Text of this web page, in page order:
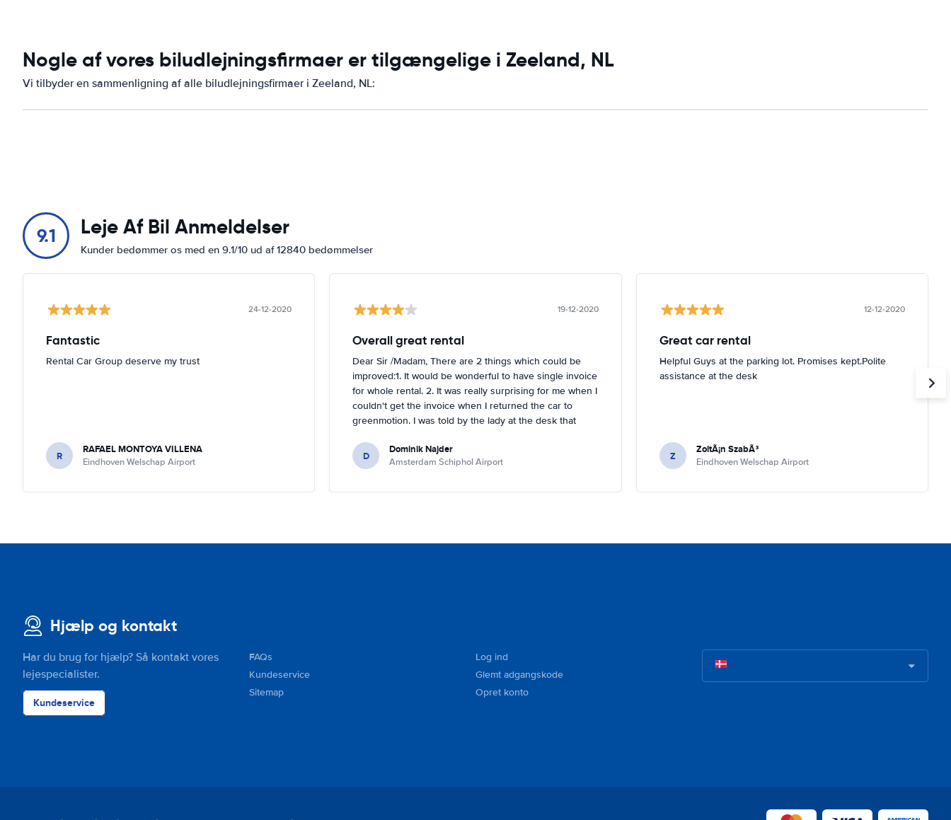
Nogle af vores biludlejningsfirmaer er tilgængelige i Zeeland, NL
Vi tilbyder en sammenligning af alle biludlejningsfirmaer i Zeeland, NL:
9.1 Leje Af Bil Anmeldelser
Kunder bedømmer os med en 9.1/10 ud af 12840 bedømmelser
24-12-2020
Fantastic
Rental Car Group deserve my trust
R RAFAEL MONTOYA VILLENA
Eindhoven Welschap Airport
19-12-2020
Overall great rental
Dear Sir /Madam, There are 2 things which could be
improved:1. It would be wonderful to have single invoice
for whole rental. 2. It was really surprising for me when I
couldn't get the invoice when I returned the car to
greenmotion. I was told by the lady at the desk that
after that the invoice will be sent to my email address.
I'm not sure if it's a problem to check the car with flash
with the car overnight on the parking I would be
D Dominik Najder
Amsterdam Schiphol Airport
12-12-2020
Great car rental
Helpful Guys at the parking lot. Promises kept.Polite
assistance at the desk
Z ZoltÃ¡n SzabÃ³
Eindhoven Welschap Airport
Hjælp og kontakt
Har du brug for hjælp? Så kontakt vores
lejespecialister.
Kundeservice
FAQs
Kundeservice
Sitemap
Log ind
Glemt adgangskode
Opret konto